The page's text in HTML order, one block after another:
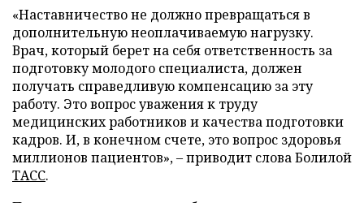
«Наставничество не должно превращаться в
дополнительную неоплачиваемую нагрузку.
Врач, который берет на себя ответственность за
подготовку молодого специалиста, должен
получать справедливую компенсацию за эту
работу. Это вопрос уважения к труду
медицинских работников и качества подготовки
кадров. И, в конечном счете, это вопрос здоровья
миллионов пациентов», – приводит слова Болилой
ТАСС.